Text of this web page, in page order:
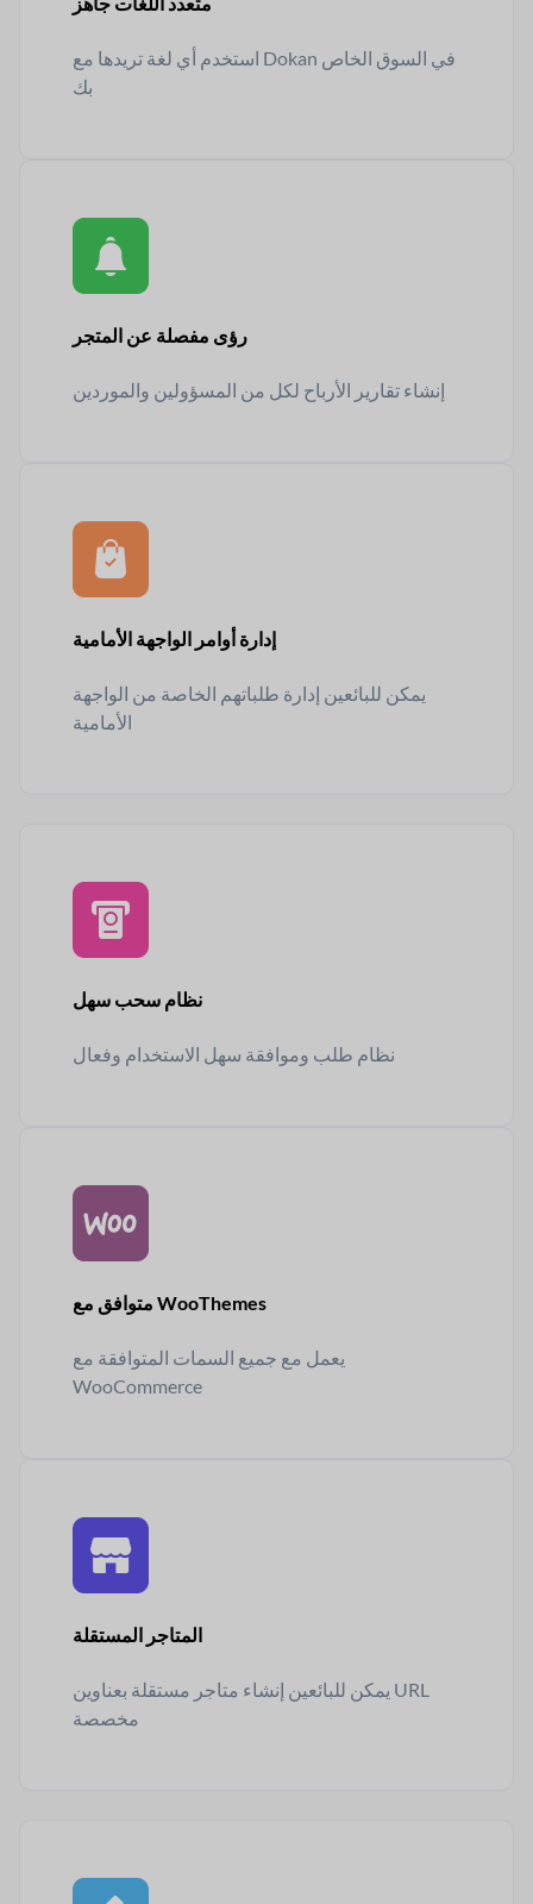
استخدم أي لغة تريدها مع Dokan في السوق الخاص
بك
رؤى مفصلة عن المتجر
إنشاء تقارير الأرباح لكل من المسؤولين والموردين
إدارة أوامر الواجهة الأمامية
يمكن للبائعين إدارة طلباتهم الخاصة من الواجهة
الأمامية
نظام سحب سهل
نظام طلب وموافقة سهل الاستخدام وفعال
متوافق مع WooThemes
يعمل مع جميع السمات المتوافقة مع
WooCommerce
المتاجر المستقلة
يمكن للبائعين إنشاء متاجر مستقلة بعناوين URL
مخصصة